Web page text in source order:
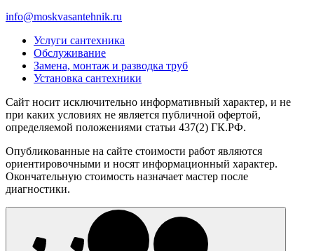
info@moskvasantehnik.ru
Услуги сантехника
Обслуживание
Замена, монтаж и разводка труб
Установка сантехники
Сайт носит исключительно информативный характер, и не
при каких условиях не является публичной офертой,
определяемой положениями статьи 437(2) ГК.РФ.
Опубликованные на сайте стоимости работ являются
ориентировочными и носят информационный характер.
Окончательную стоимость назначает мастер после
диагностики.